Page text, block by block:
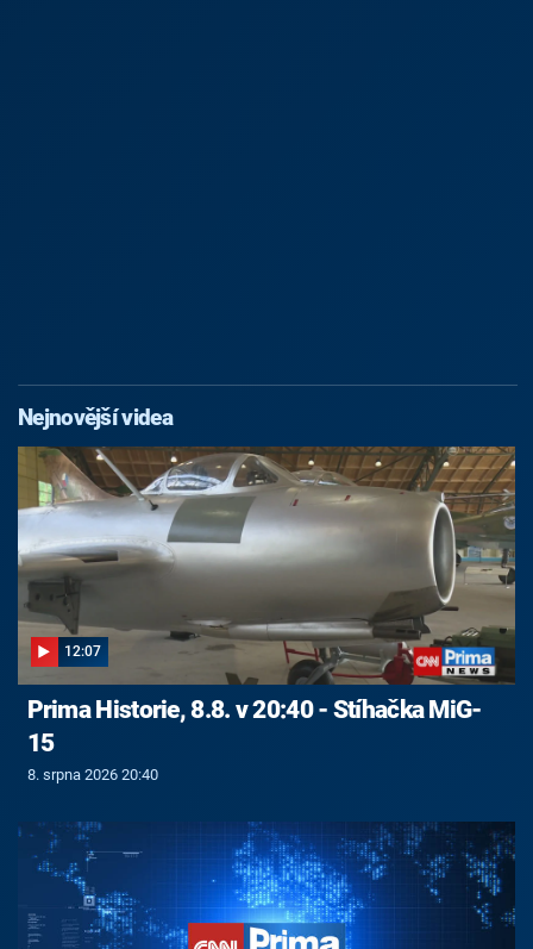
Nejnovější videa
12:07
Prima Historie, 8.8. v 20:40 - Stíhačka MiG-
15
8. srpna 2026 20:40